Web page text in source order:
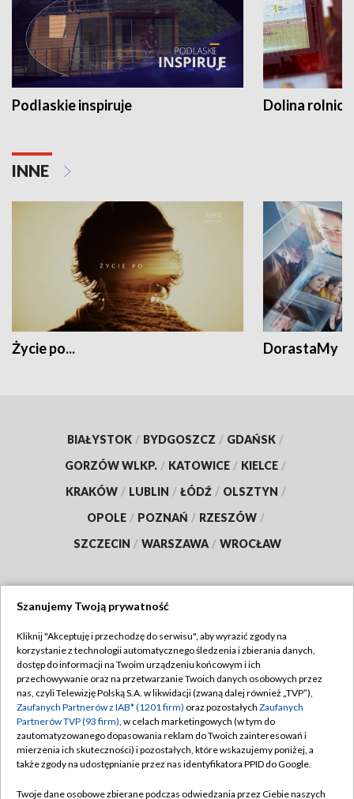
Podlaskie inspiruje Dolina
INNE
Życie po... DorastaMy
BIAŁYSTOK / BYDGOSZCZ / GDAŃSK /
GORZÓW WLKP. / KATOWICE / KIELCE /
KRAKÓW / LUBLIN / ŁÓDŹ / OLSZTYN /
OPOLE / POZNAŃ / RZESZÓW /
SZCZECIN / WARSZAWA / WROCŁAW
TVP
Abonament TVP
Emisja w TVP
Centrum informacji TVP
Naziemna Telewizja Cyfrowa
Regulamin TVP
Polityka prywatności
Moje zgody
Pomoc
Szanujemy Twoją prywatność
Kliknij "Akceptuję i przechodzę do serwisu", aby wyrazić zgody na
korzystanie z technologii automatycznego śledzenia i zbierania danych,
dostęp do informacji na Twoim urządzeniu końcowym i ich
przechowywanie oraz na przetwarzanie Twoich danych osobowych przez
nas, czyli Telewizję Polską S.A. w likwidacji (zwaną dalej również „TVP”),
Zaufanych Partnerów z IAB* (1201 firm) oraz pozostałych Zaufanych
Partnerów TVP (93 firm), w celach marketingowych (w tym do
zautomatyzowanego dopasowania reklam do Twoich zainteresowań i
mierzenia ich skuteczności) i pozostałych, które wskazujemy poniżej, a
także zgody na udostępnianie przez nas identyfikatora PPID do Google.
Twoje dane osobowe zbierane podczas odwiedzania przez Ciebie naszych